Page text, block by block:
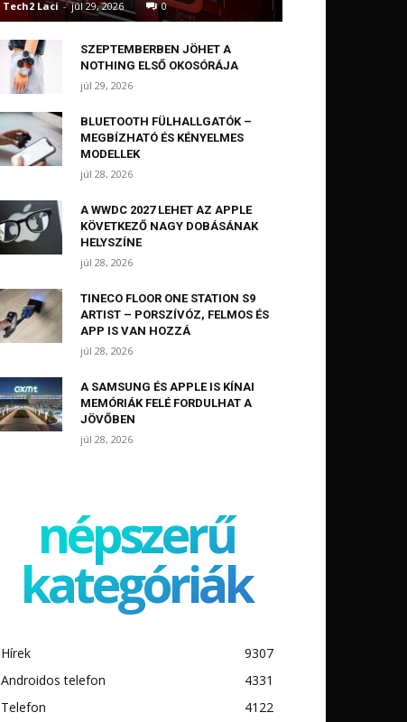
Tech2 Laci - júl 29, 2026 0
SZEPTEMBERBEN JÖHET A
NOTHING ELSŐ OKOSÓRÁJA
júl 29, 2026
BLUETOOTH FÜLHALLGATÓK –
MEGBÍZHATÓ ÉS KÉNYELMES
MODELLEK
júl 28, 2026
A WWDC 2027 LEHET AZ APPLE
KÖVETKEZŐ NAGY DOBÁSÁNAK
HELYSZÍNE
júl 28, 2026
TINECO FLOOR ONE STATION S9
ARTIST – PORSZÍVÓZ, FELMOS ÉS
APP IS VAN HOZZÁ
júl 28, 2026
A SAMSUNG ÉS APPLE IS KÍNAI
MEMÓRIÁK FELÉ FORDULHAT A
JÖVŐBEN
júl 28, 2026
népszerű
kategóriák
Hírek
9307
Androidos telefon
4331
Telefon
4122